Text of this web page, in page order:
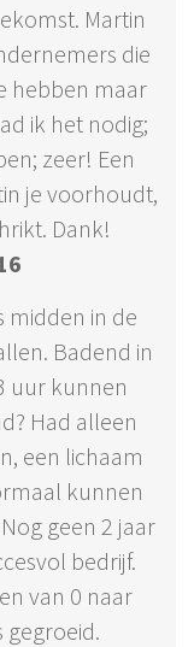
Martin
die
hebben maar
ik het nodig;
zeer! Een
je voorhoudt,
Dank!
midden in de
Badend in
uur kunnen
Had alleen
een lichaam
kunnen
geen 2 jaar
bedrijf.
van 0 naar